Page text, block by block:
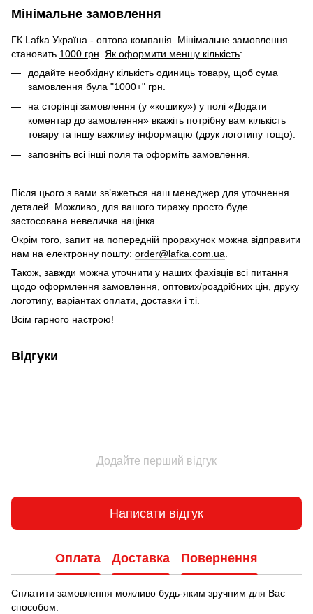
Мінімальне замовлення
ГК Lafka Україна - оптова компанія. Мінімальне замовлення
становить 1000 грн Як оформити меншу кількість:
додайте необхідну кількість одиниць товару, щоб сума
замовлення була "1000+" грн.
на сторінці замовлення (у «кошику») у полі «Додати
коментар до замовлення» вкажіть потрібну вам кількість
товару та іншу важливу інформацію (друк логотипу тощо).
заповніть всі інші поля та оформіть замовлення.
Після цього з вами зв’яжеться наш менеджер для уточнення
деталей. Можливо, для вашого тиражу просто буде
застосована невеличка націнка.
Окрім того, запит на попередній прорахунок можна відправити
нам на електронну пошту: order@lafka.com.ua
Також, завжди можна уточнити у наших фахівців всі питання
щодо оформлення замовлення, оптових/роздрібних цін, друку
логотипу, варіантах оплати, доставки і т.і.
Всім гарного настрою!
Відгуки
Додайте перший відгук
Написати відгук
Оплата Доставка Повернення
Сплатити замовлення можливо будь-яким зручним для Вас
способом.